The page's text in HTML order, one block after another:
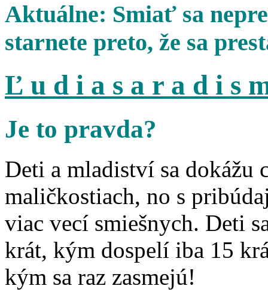
Aktuálne: Smiať sa
starnete preto, že sa
Ľ u d i a s a r a d i s
Je to pravda?
Deti a mladiství sa dokážu
maličkostiach, no s
viac vecí smiešnych. Deti
krát, kým dospelí iba 15
kým sa raz zasmejú!